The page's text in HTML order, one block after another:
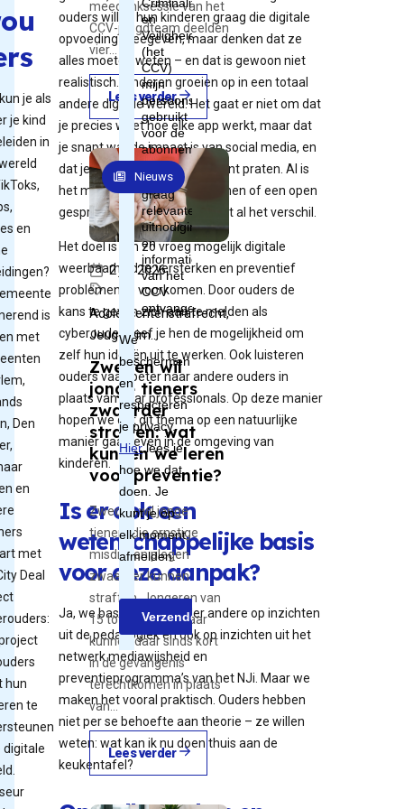
je als
je kind
in
en
is
met
Den
en
met
Deal
hun
te
digitale
ouders willen hun kinderen graag die digitale
opvoeding meegeven, maar denken dat ze
alles moeten weten – en dat is gewoon niet
realistisch. Kinderen groeien op in een totaal
andere digitale wereld. Het gaat er niet om dat
je precies weet hoe elke app werkt, maar dat
je snapt wat de impact is van social media, en
dat je daar met je kind over kunt praten. Al is
het maar door interesse te tonen of een open
gesprek te voeren – dat maakt al het verschil.
Het doel is om zo vroeg mogelijk digitale
weerbaarheid te versterken en preventief
problemen te voorkomen. Door ouders de
kans te geven zich aan te melden als
cyberouder geef je hen de mogelijkheid om
zelf hun ideeën uit te werken. Ook luisteren
ouders vaak beter naar andere ouders in
plaats van naar professionals. Op deze manier
hopen we dat dit thema op een natuurlijke
manier gaat leven in de omgeving van
kinderen.
Is er ook een
wetenschappelijke basis
voor deze aanpak?
Ja, we baseren ons onder andere op inzichten
uit de pedagogiek en ook op inzichten uit het
netwerk mediawijsheid en
preventieprogramma’s van het NJi. Maar we
maken het vooral praktisch. Ouders hebben
niet per se behoefte aan theorie – ze willen
weten: wat kan ik nu doen thuis aan de
keukentafel?
meedenksessie van het
CCV-jeugdteam deelden
vier…
Lees verder
Zweden wil
jonge tieners
zwaarder
straffen: wat
kunnen we leren
voor preventie?
Zweden wil jonge
tieners die ernstige
misdrijven plegen
zwaarder kunnen
straffen. Jongeren van
15 tot en met 17 jaar
kunnen daar sinds kort
in de gevangenis
terechtkomen in plaats
van…
2 juli 2026
Adolescentenstrafrecht,
Jeugdcrim...
Lees verder
Nieuws